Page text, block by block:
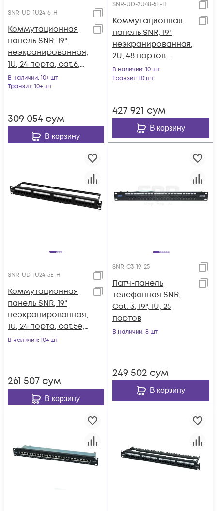
SNR-UD-1U24-6-H
Коммутационная
панель SNR, 19"
неэкранированная,
1U, 24 порта, cat.6,
горизонтальная
заделка
В наличии: 10+ шт
Транзит: 10+ шт
309 054 сум
В корзину
SNR-UD-2U48-5E-H
Коммутационная
панель SNR, 19"
неэкранированная,
2U, 48 портов,
cat.5e,
горизонтальная
В наличии: 10 шт
Транзит: 10 шт
427 921 сум
В корзину
SNR-UD-1U24-5E-H
Коммутационная
панель SNR, 19"
неэкранированная,
1U, 24 порта, cat.5e,
горизонтальная
В наличии: 10+ шт
261 507 сум
В корзину
SNR-C3-19-25
Патч-панель
телефонная SNR,
Cat. 3, 19", 1U, 25
портов
В наличии: 8 шт
249 502 сум
В корзину